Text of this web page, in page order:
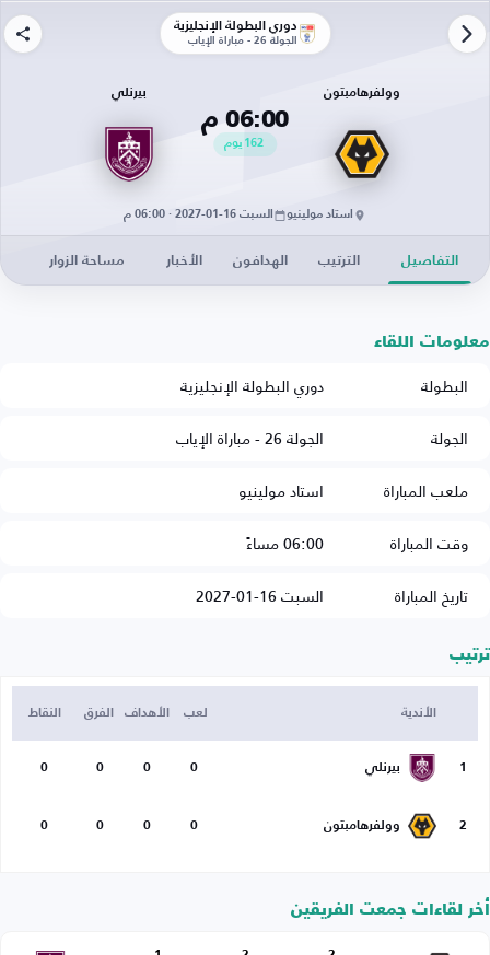
دوري البطولة الإنجليزية
الجولة 26 - مباراة الإياب
وولفرهامبتون
06:00 م
162 يوم
بيرنلي
استاد مولينيو السبت 16-01-2027 · 06:00 م
التفاصيل الترتيب الهدافون الأخبار مساحة الزوار
معلومات اللقاء
البطولة
دوري البطولة الإنجليزية
الجولة
الجولة 26 - مباراة الإياب
ملعب المباراة
استاد مولينيو
وقت المباراة
06:00 مساءً
تاريخ المباراة
السبت 16-01-2027
ترتيب
الأندية لعب الأهداف الفرق النقاط
1 بيرنلي 0
0
0
0
2 وولفرهامبتون 0
0
0
0
أخر لقاءات جمعت الفريقين